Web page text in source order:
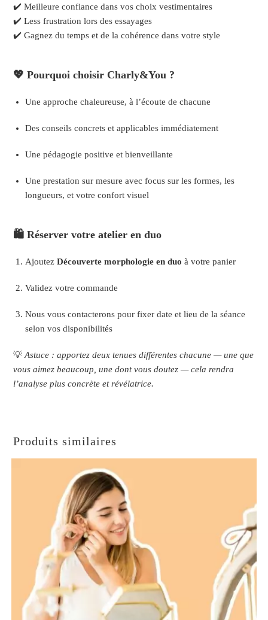
✔️ Meilleure confiance dans vos choix vestimentaires
✔️ Less frustration lors des essayages
✔️ Gagnez du temps et de la cohérence dans votre style
💖 Pourquoi choisir Charly&You ?
Une approche chaleureuse, à l’écoute de chacune
Des conseils concrets et applicables immédiatement
Une pédagogie positive et bienveillante
Une prestation sur mesure avec focus sur les formes, les
longueurs, et votre confort visuel
🛍️ Réserver votre atelier en duo
AjoutezDécouverte morphologie en duo à votre panier
Validez votre commande
Nous vous contacterons pour fixer date et lieu de la séance
selon vos disponibilités
💡Astuce : apportez deux tenues différentes chacune — une que
vous aimez beaucoup, une dont vous doutez — cela rendra
l’analyse plus concrète et révélatrice.
Produits similaires